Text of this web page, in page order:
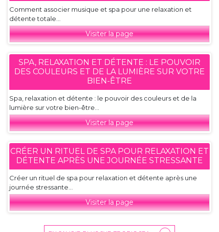
Comment associer musique et spa pour une relaxation et
détente totale...
Visiter la page
SPA, RELAXATION ET DÉTENTE : LE POUVOIR
DES COULEURS ET DE LA LUMIÈRE SUR VOTRE
BIEN-ÊTRE
Spa, relaxation et détente : le pouvoir des couleurs et de la
lumière sur votre bien-être...
Visiter la page
CRÉER UN RITUEL DE SPA POUR RELAXATION ET
DÉTENTE APRÈS UNE JOURNÉE STRESSANTE
Créer un rituel de spa pour relaxation et détente après une
journée stressante...
Visiter la page